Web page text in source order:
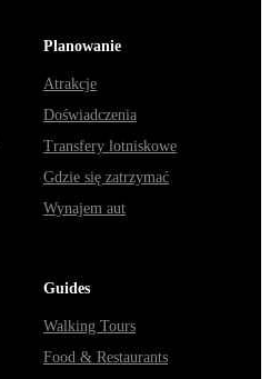
Planowanie
Atrakcje
Doświadczenia
Transfery lotniskowe
Gdzie się zatrzymać
Wynajem aut
Guides
Walking Tours
Food & Restaurants